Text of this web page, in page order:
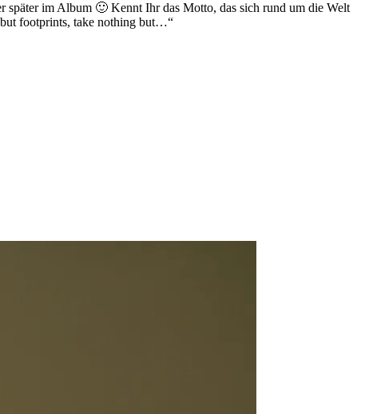
im Album 🙂 Kennt Ihr das Motto, das sich rund um die Welt
but footprints, take nothing but…“